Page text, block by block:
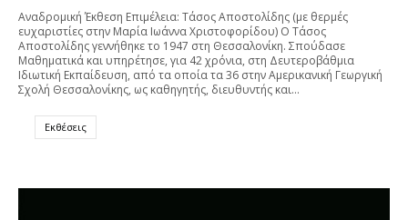
Αναδρομική Έκθεση Επιμέλεια: Τάσος Αποστολίδης (με θερμές
ευχαριστίες στην Μαρία Ιωάννα Χριστοφορίδου) Ο Τάσος
Αποστολίδης γεννήθηκε το 1947 στη Θεσσαλονίκη. Σπούδασε
Μαθηματικά και υπηρέτησε, για 42 χρόνια, στη Δευτεροβάθμια
Ιδιωτική Εκπαίδευση, από τα οποία τα 36 στην Αμερικανική Γεωργική
Σχολή Θεσσαλονίκης, ως καθηγητής, διευθυντής και…
Εκθέσεις